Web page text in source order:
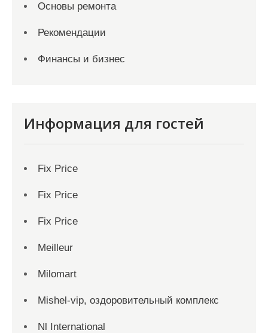
Основы ремонта
Рекомендации
Финансы и бизнес
Информация для гостей
Fix Price
Fix Price
Fix Price
Meilleur
Milomart
Mishel-vip, оздоровительный комплекс
Nl International